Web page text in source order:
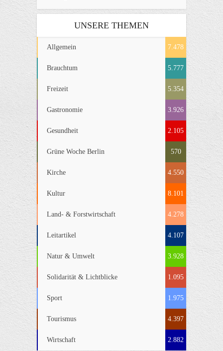
UNSERE THEMEN
Allgemein 7.478
Brauchtum 5.777
Freizeit 5.354
Gastronomie 3.926
Gesundheit 2.105
Grüne Woche Berlin 570
Kirche 4.550
Kultur 8.101
Land- & Forstwirtschaft 4.278
Leitartikel 4.107
Natur & Umwelt 3.928
Solidarität & Lichtblicke 1.095
Sport 1.975
Tourismus 4.397
Wirtschaft 2.882